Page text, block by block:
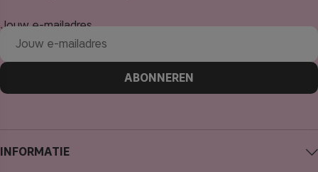
INFORMATIE
Jouw e-mailadres
ABONNEREN